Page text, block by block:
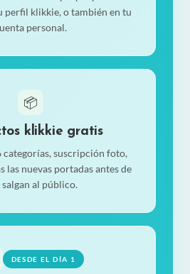
perfil klikkie, o también en tu
personal.
📦
klikkie gratis
categorías, suscripción foto,
las nuevas portadas antes de
salgan al público.
DESDE EL DÍA 1